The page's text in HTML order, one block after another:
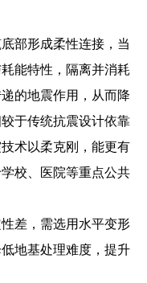
部形成柔性连接，当
能特性，隔离并消耗
的地震作用，从而降
于传统抗震设计依靠
术以柔克刚，能更有
校、医院等重点公共
差，需选用水平变形
地基处理难度，提升